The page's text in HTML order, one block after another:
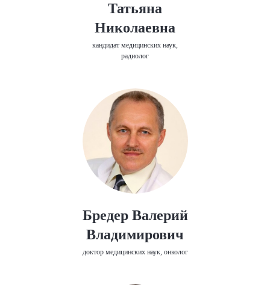
Татьяна
Николаевна
кандидат медицинских наук,
радиолог
Бредер Валерий
Владимирович
доктор медицинских наук, онколог